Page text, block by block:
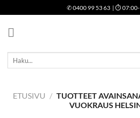
to
content
✆0400 99 53 63 | ⏱
Etsi:
ETUSIVU / TUOTTEET
VUOKRAUS